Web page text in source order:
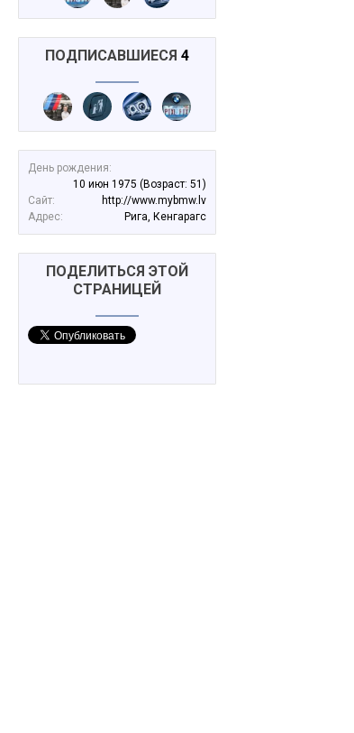
ПОДПИСАВШИЕСЯ 4
День рождения:
10 июн 1975 (Возраст: 51)
Сайт:
http://www.mybmw.lv
Адрес:
Рига, Кенгарагс
ПОДЕЛИТЬСЯ ЭТОЙ
СТРАНИЦЕЙ